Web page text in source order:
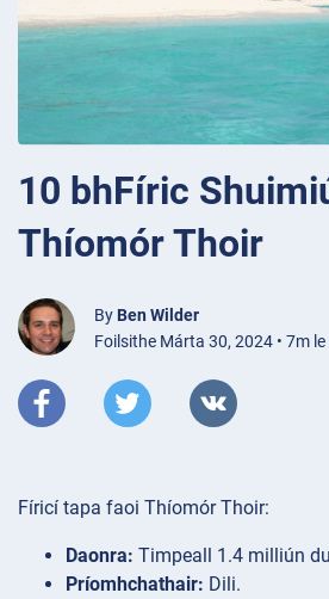
10 bhFíric
Thíomór Thoir
By Ben Wilder
Foilsithe Márta 30, 2024 • 7m le
Fíricí tapa faoi Thíomór Thoir:
Daonra: Timpeall 1.4 milliún
Príomhchathair: Dili.